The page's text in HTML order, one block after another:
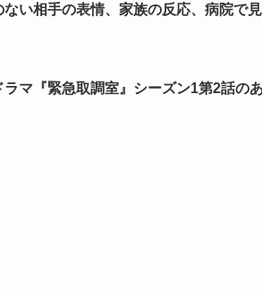
い相手の表情、家族の反応、病院で
ラマ『緊急取調室』シーズン1第2話の